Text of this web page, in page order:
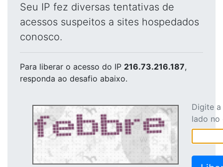
Seu IP fez diversas tentativas de
acessos suspeitos a sites hospedados
conosco.
Para liberar o acesso do IP 216.73.216.187,
responda ao desafio abaixo.
Digite
lado no